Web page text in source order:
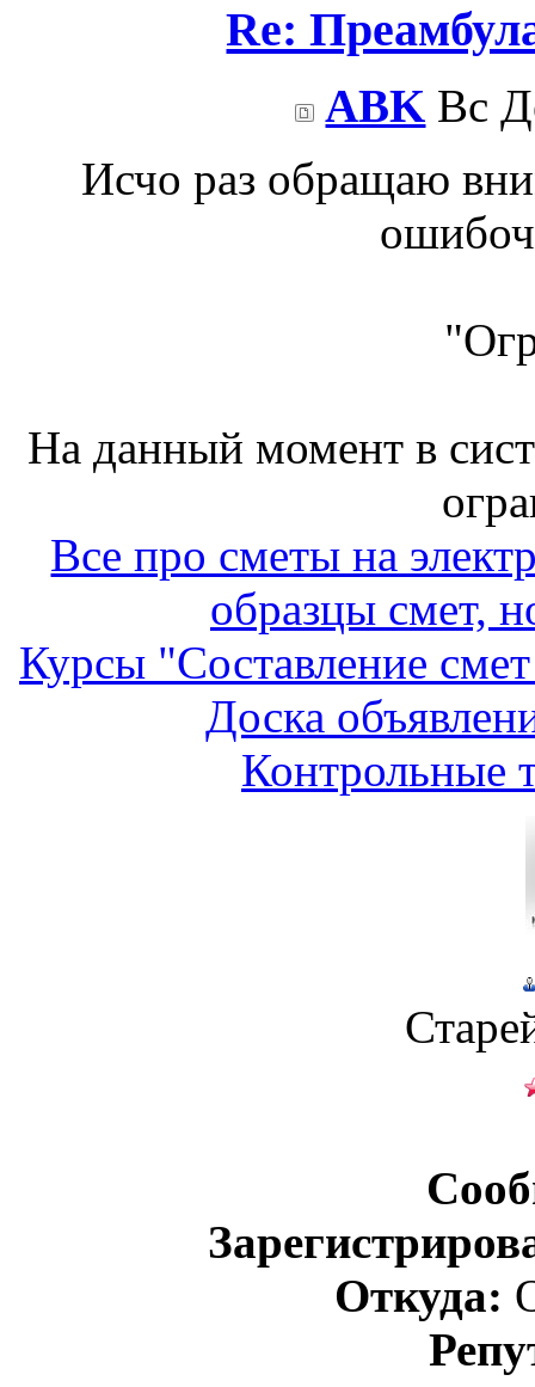
Re:
ABK Вс
Исчо раз обращаю
На данный момент в
Все про сметы на
образцы смет,
Курсы "Составление
Доска
Контрольные
Откуда: